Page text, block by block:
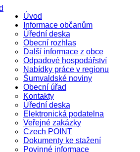
Úvod
Informace občanům
Úřední deska
Obecní rozhlas
Další informace z obce
Odpadové hospodářství
Nabídky práce v regionu
Šumvaldské noviny
Obecní úřad
Kontakty
Úřední deska
Elektronická podatelna
Veřejné zakázky
Czech POINT
Dokumenty ke stažení
Povinné informace